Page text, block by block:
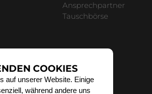
Ansprechpartner
Tauschbörse
COOKIES
auf unserer Website. Einige
während andere uns